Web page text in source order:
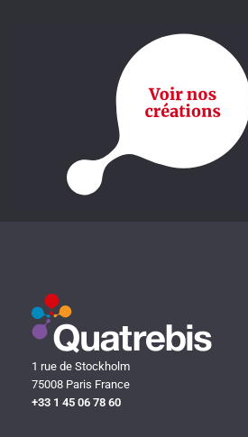
1 rue de Stockholm
75008 Paris France
+33 1 45 06 78 60